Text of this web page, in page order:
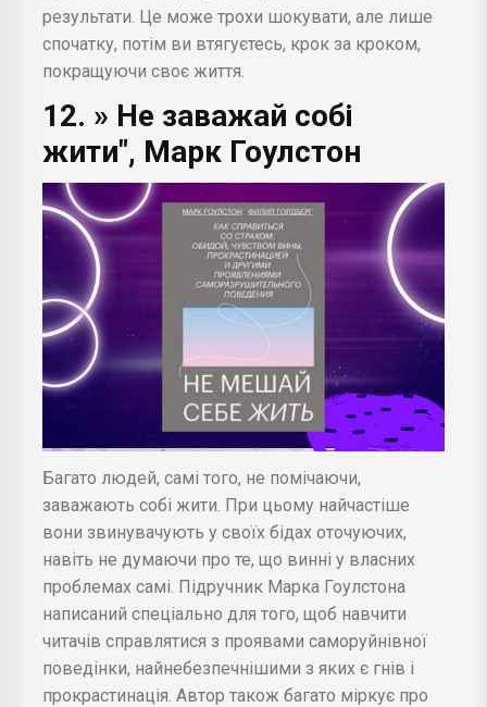
результати. Це може трохи шокувати, але лише
спочатку, потім ви втягуєтесь, крок за кроком,
покращуючи своє життя.
12. » Не заважай собі
жити", Марк Гоулстон
Багато людей, самі того, не помічаючи,
заважають собі жити. При цьому найчастіше
вони звинувачують у своїх бідах оточуючих,
навіть не думаючи про те, що винні у власних
проблемах самі. Підручник Марка Гоулстона
написаний спеціально для того, щоб навчити
читачів справлятися з проявами саморуйнівної
поведінки, найнебезпечнішими з яких є гнів і
прокрастинація. Автор також багато міркує про